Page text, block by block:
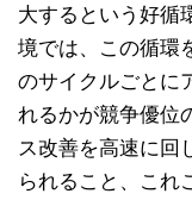
大するという好循
境では、この循環
のサイクルごとに
れるかが競争優位
ス改善を高速に回
られること、これ